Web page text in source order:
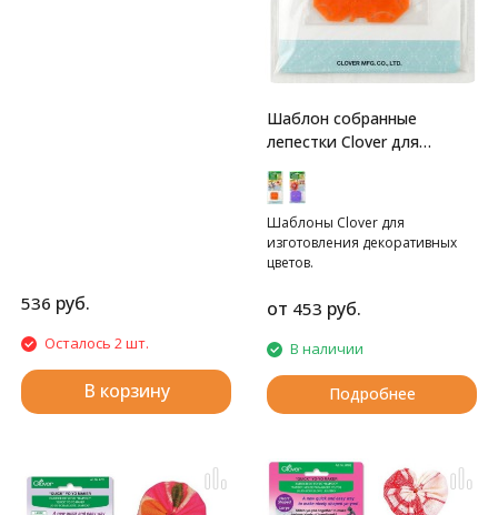
536 руб.
Осталось 2 шт.
В корзину
Шаблон собранные
лепестки Clover для
декоративных цветов
Шаблоны Clover для
изготовления декоративных
цветов.
от 453 руб.
В наличии
Подробнее